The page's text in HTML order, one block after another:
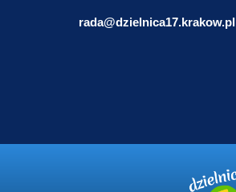
rada@dzielnica17.krakow.pl